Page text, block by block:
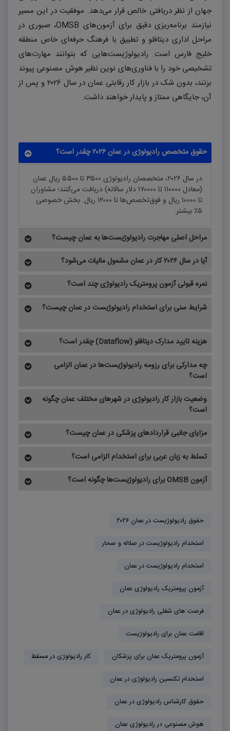
جهان از نظر دریافتی خالص قرار می‌دهد. موفقیت در این مسیر
نیازمند برنامه‌ریزی دقیق برای آزمون‌های OMSB، صبوری در
مراحل اداری دیتافلو و تطبیق با فرهنگ حرفه‌ای خاص منطقه
خلیج فارس است. رادیولوژیست‌هایی که بتوانند مهارت‌های
تشخیصی خود را با فناوری‌های نوین نظیر هوش مصنوعی پیوند
بزنند، بدون شک در بازار کار رقابتی عمان در سال ۲۰۲۶ و پس از
آن، جایگاهی ممتاز و پایدار خواهند داشت.
حقوق متخصص رادیولوژی در عمان ۲۰۲۶ چقدر است؟
در سال ۲۰۲۶، متخصصان رادیولوژی ۳۵۰۰ تا ۵۵۰۰ ریال عمان
(معادل ۱۱۰۰۰۰ تا ۱۷۰۰۰۰ دلار سالانه) دریافت می‌کنند؛ مشاوران
تا ۱۰۰۰۰ ریال و فوق‌تخصص‌ها تا ۱۲۰۰۰ ریال. بخش خصوصی
۵٪ بیشتر.
مراحل اصلی مهاجرت رادیولوژیست‌ها به عمان چیست؟
آیا در سال ۲۰۲۶ کار در عمان مشمول مالیات می‌شود؟
نمره قبولی آزمون پرومتریک رادیولوژی چند است؟
شرایط سنی برای استخدام رادیولوژیست در عمان چیست؟
هزینه تایید مدارک دیتافلو (Dataflow) چقدر است؟
چه مدارکی برای رزومه رادیولوژیست‌ها در عمان الزامی
است؟
وضعیت بازار کار رادیولوژی در شهرهای مختلف عمان چگونه
است؟
مزایای جانبی قراردادهای پزشکی در عمان چیست؟
تسلط به زبان عربی برای استخدام الزامی است؟
آزمون OMSB برای رادیولوژیست‌ها چگونه است؟
حقوق رادیولوژیست در عمان ۲۰۲۶
استخدام رادیولوژیست در صلاله و صحار
استخدام رادیولوژیست در عمان
آزمون پرومتریک رادیولوژی عمان
فرصت های شغلی رادیولوژی در عمان
اقامت عمان برای رادیولوژیست
آزمون پرومتریک عمان برای پزشکان کار رادیولوژی در مسقط
استخدام تکنسین رادیولوژی در عمان
حقوق کارشناس رادیولوژی در عمان
هوش مصنوعی در رادیولوژی عمان